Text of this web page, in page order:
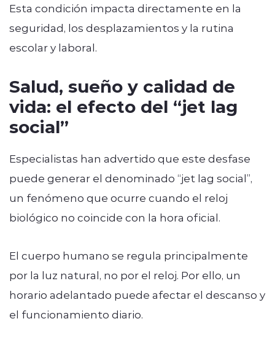
Esta condición impacta directamente en la
seguridad, los desplazamientos y la rutina
escolar y laboral.
Salud, sueño y calidad de
vida: el efecto del “jet lag
social”
Especialistas han advertido que este desfase
puede generar el denominado “jet lag social”,
un fenómeno que ocurre cuando el reloj
biológico no coincide con la hora oficial.
El cuerpo humano se regula principalmente
por la luz natural, no por el reloj. Por ello, un
horario adelantado puede afectar el descanso y
el funcionamiento diario.